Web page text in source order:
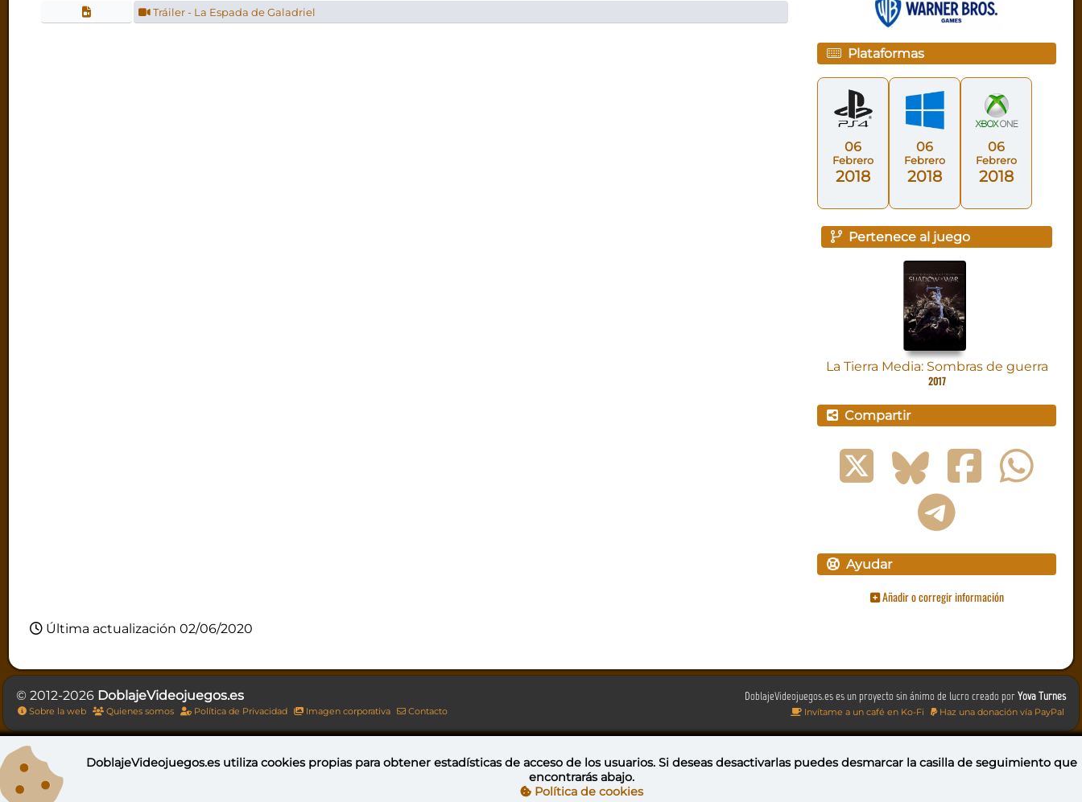
Tráiler - La Espada de Galadriel
Plataformas
06
Febrero
2018
06
Febrero
2018
06
Febrero
2018
Pertenece al juego
La Tierra Media: Sombras de guerra
2017
Compartir
Ayudar
Añadir o corregir información
Última actualización 02/06/2020
DoblajeVideojuegos.es es un proyecto sin ánimo de lucro creado porYova Turnes
Invítame a un café en Ko-Fi Haz una donación vía PayPal
© 2012-2026 DoblajeVideojuegos.es
Sobre la web Quienes somos Política de Privacidad Imagen corporativa Contacto
Esta obra está bajo una licencia de Creative Commons Reconocimiento-NoComercial-CompartirIgual 4.0 Internacional
DoblajeVideojuegos.es utilizacookies propiaspara obtener estadísticas de acceso de los usuarios. Si deseas desactivarlas puedesdesmarcar la casilla de seguimiento que
encontrarás abajo.
Política de cookies